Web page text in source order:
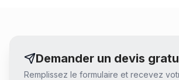
Demander un devis
Remplissez le formulaire et recevez